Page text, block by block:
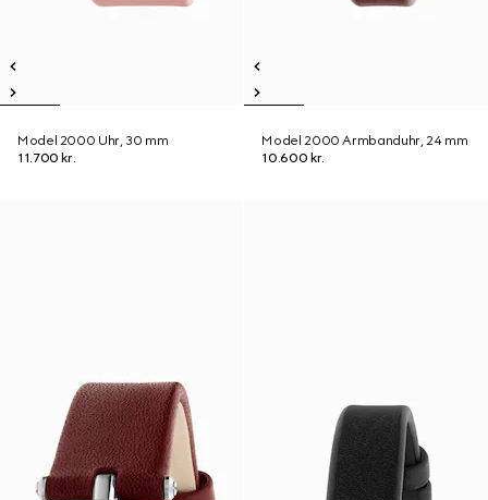
Model 2000 Uhr, 30 mm
11.700 kr.
Model 2000 Armbanduhr, 24 mm
10.600 kr.